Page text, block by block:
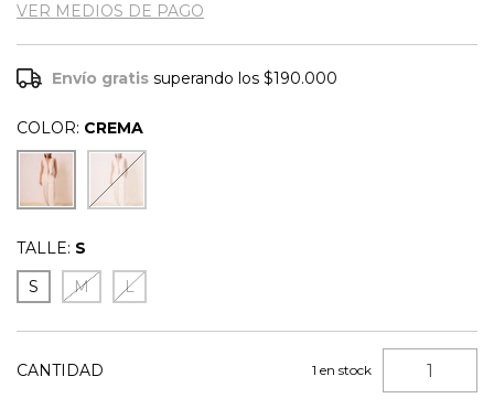
VER MEDIOS DE PAGO
Envío gratis superando los$190.000
COLOR: CREMA
TALLE: S
S
M L
CANTIDAD 1 en stock